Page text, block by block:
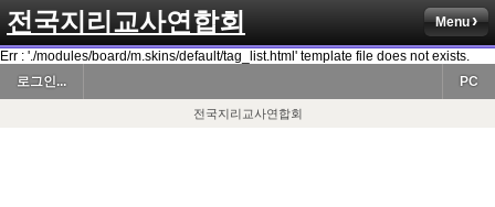
전국지리교사연합회 Menu
Err : './modules/board/m.skins/default/tag_list.html' template file does not exists.
로그인...
PC
전국지리교사연합회